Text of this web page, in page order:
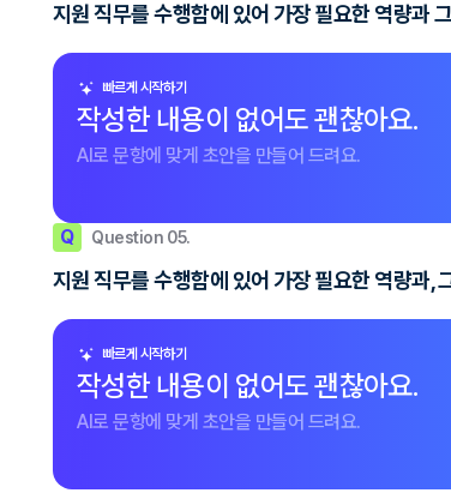
지원 직무를 수행함에 있어 가장 필요한 역량과 그
빠르게 시작하기
작성한 내용이 없어도 괜찮아요.
AI로 문항에 맞게 초안을 만들어 드려요.
Q Question 05.
지원 직무를 수행함에 있어 가장 필요한 역량과,
빠르게 시작하기
작성한 내용이 없어도 괜찮아요.
AI로 문항에 맞게 초안을 만들어 드려요.